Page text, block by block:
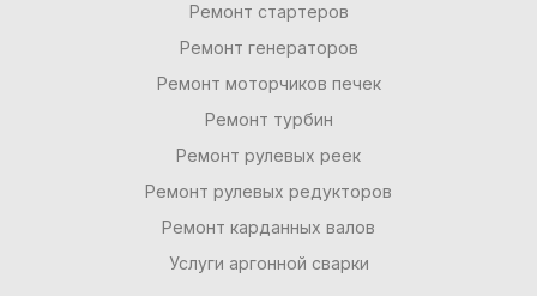
Ремонт стартеров
Ремонт генераторов
Ремонт моторчиков печек
Ремонт турбин
Ремонт рулевых реек
Ремонт рулевых редукторов
Ремонт карданных валов
Услуги аргонной сварки